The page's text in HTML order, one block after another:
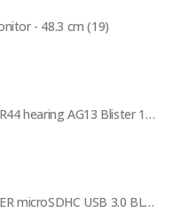
- 48.3 cm (19)
MEDIARANGE ALC LR44 hearing AG13 Blister 10τεμ Αλκαλική Μπαταρία
OMEGA CARD READER microSDHC USB 3.0 BLACK OUCR30B ( 06670 )